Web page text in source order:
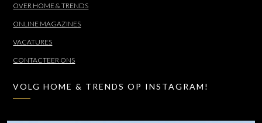
OVER HOME & TRENDS
ONLINE MAGAZINES
VACATURES
CONTACTEER ONS
VOLG HOME & TRENDS OP INSTAGRAM!